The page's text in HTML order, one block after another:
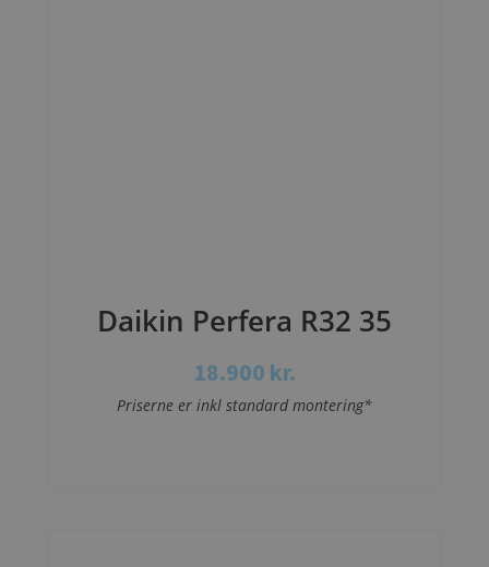
Daikin Perfera R32 35
18.900 kr.
Priserne er inkl standard montering*